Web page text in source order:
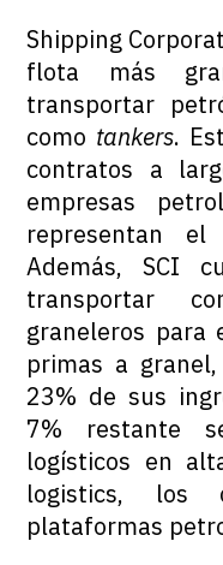
Shipping
flota más
transportar
como tankers.
contratos a
empresas
representan
Además, SCI
transportar
graneleros para
primas a
23% de sus
7% restante
logísticos en
logistics, los
plataformas